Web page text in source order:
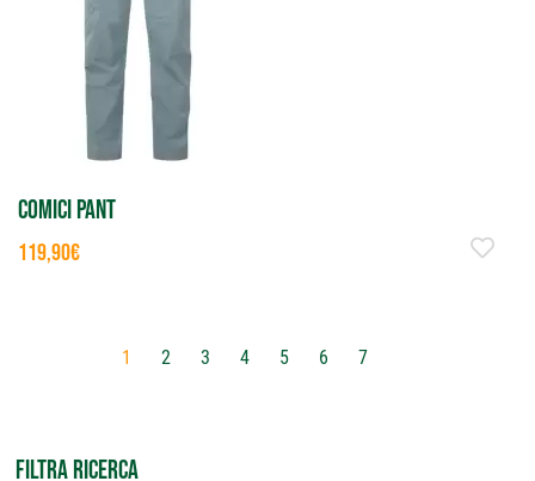
COMICI PANT
119,90€
1 2 3 4 5 6 7
FILTRA RICERCA